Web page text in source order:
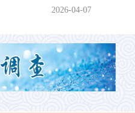
2026-04-07